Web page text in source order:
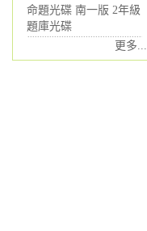
命題光碟 南一版 2年級
題庫光碟
更多...